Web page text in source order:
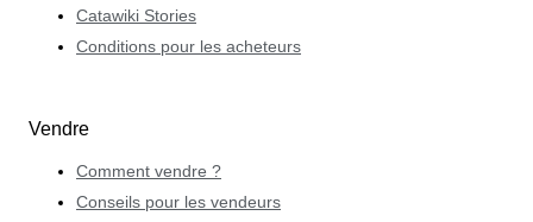
Catawiki Stories
Conditions pour les acheteurs
Vendre
Comment vendre ?
Conseils pour les vendeurs